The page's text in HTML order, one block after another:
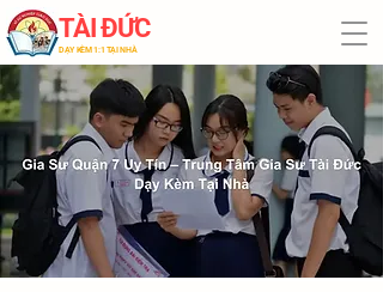
TÀI ĐỨC
​DẠY KÈM 1:1 TẠI NHÀ